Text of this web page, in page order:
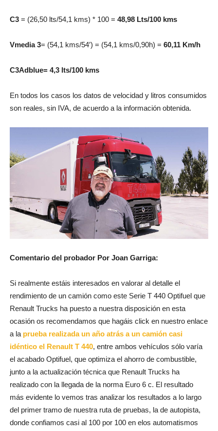
C3 = (26,50 lts/54,1 kms) * 100 = 48,98 Lts/100 kms
Vmedia 3= (54,1 kms/54′) = (54,1 kms/0,90h) = 60,11 Km/h
C3Adblue= 4,3 lts/100 kms
En todos los casos los datos de velocidad y litros consumidos
son reales, sin IVA, de acuerdo a la información obtenida.
Comentario del probador Por Joan Garriga:
Si realmente estáis interesados en valorar al detalle el
rendimiento de un camión como este Serie T 440 Optifuel que
Renault Trucks ha puesto a nuestra disposición en esta
ocasión os recomendamos que hagáis click en nuestro enlace
a la prueba realizada un año atrás a un camión casi
idéntico el Renault T 440, entre ambos vehículos sólo varía
el acabado Optifuel, que optimiza el ahorro de combustible,
junto a la actualización técnica que Renault Trucks ha
realizado con la llegada de la norma Euro 6 c. El resultado
más evidente lo vemos tras analizar los resultados a lo largo
del primer tramo de nuestra ruta de pruebas, la de autopista,
donde confiamos casi al 100 por 100 en elos automatismos